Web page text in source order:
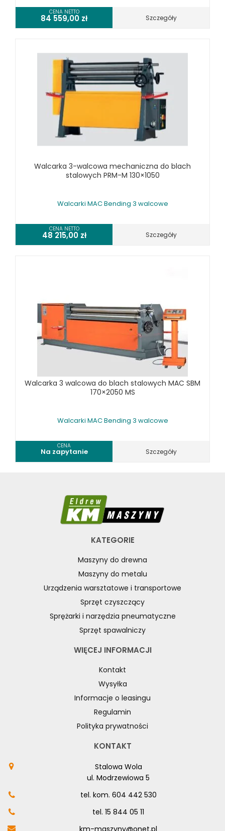
WIERTARKO - FREZARKI STOŁOWE DO METALU, WIELOFUNKCYJNE
WYKRAWARKI DO BLACHY, PNEUMATYCZNE
WYPOSAŻENIE DODATKOWE METALLKRAFT
WYPOSAŻENIE DODATKOWE OPTIMUM
URZĄDZENIA WARSZTATOWE I TRANSPORTOWE
SPRZĘT CZYSZCZĄCY
SPRĘŻARKI I NARZĘDZIA PNEUMATYCZNE
SPRZĘT SPAWALNICZY
RÓŻNE OKAZJE
CENA NETTO
84 559,00 zł Szczegóły
Walcarka 3-walcowa mechaniczna do blach
stalowych PRM-M 130×1050
Walcarki MAC Bending 3 walcowe
CENA NETTO
48 215,00 zł Szczegóły
Walcarka 3 walcowa do blach stalowych MAC SBM
170×2050 MS
Walcarki MAC Bending 3 walcowe
CENA
Na zapytanie Szczegóły
KATEGORIE
Maszyny do drewna
Maszyny do metalu
Urządzenia warsztatowe i transportowe
Sprzęt czyszczący
Sprężarki i narzędzia pneumatyczne
Sprzęt spawalniczy
WIĘCEJ INFORMACJI
Kontakt
Wysyłka
Informacje o leasingu
Regulamin
Polityka prywatności
KONTAKT
Stalowa Wola
ul. Modrzewiowa 5
tel. kom. 604 442 530
tel. 15 844 05 11
km-maszyny@onet.pl